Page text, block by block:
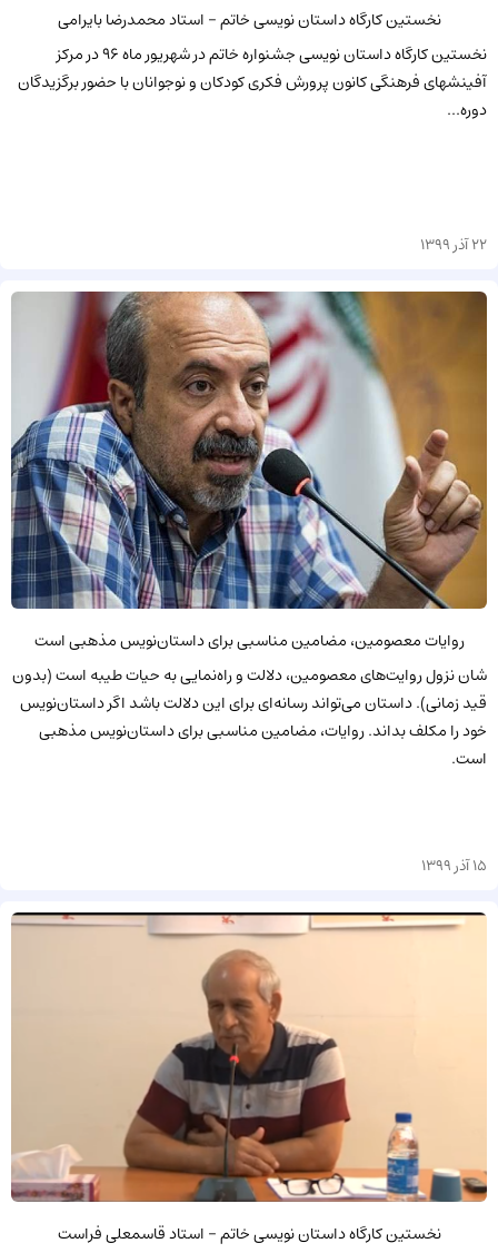
نخستین کارگاه داستان نویسی خاتم - استاد محمدرضا بایرامی
نخستین کارگاه داستان نویسی جشنواره خاتم در شهریور ماه 96 در مرکز
آفینشهای فرهنگی کانون پرورش فکری کودکان و نوجوانان با حضور برگزیدگان
دوره...
22 آذر 1399
روایات معصومین، مضامین مناسبی برای داستان‌نویس مذهبی است
شان نزول روایت‌های معصومین، دلالت و راه‌نمایی به حیات طیبه است (بدون
قید زمانی). داستان می‌تواند رسانه‌ای برای این دلالت باشد اگر داستان‌نویس
خود را مکلف بداند. روایات، مضامین مناسبی برای داستان‌نویس مذهبی
است.
15 آذر 1399
نخستین کارگاه داستان نویسی خاتم - استاد قاسمعلی فراست